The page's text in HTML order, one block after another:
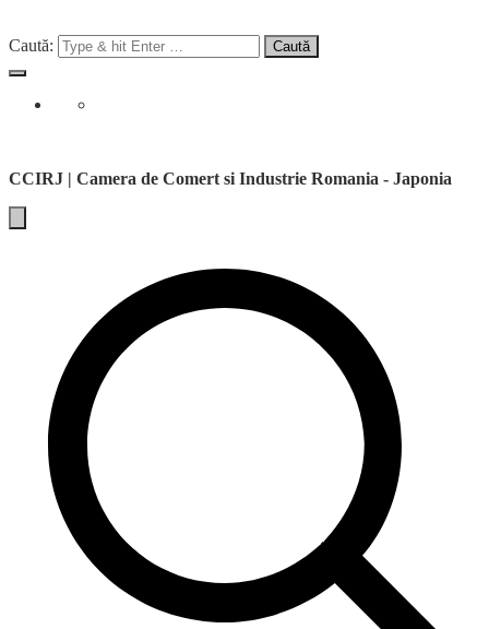
Caută:
CCIRJ | Camera de Comert si Industrie Romania - Japonia